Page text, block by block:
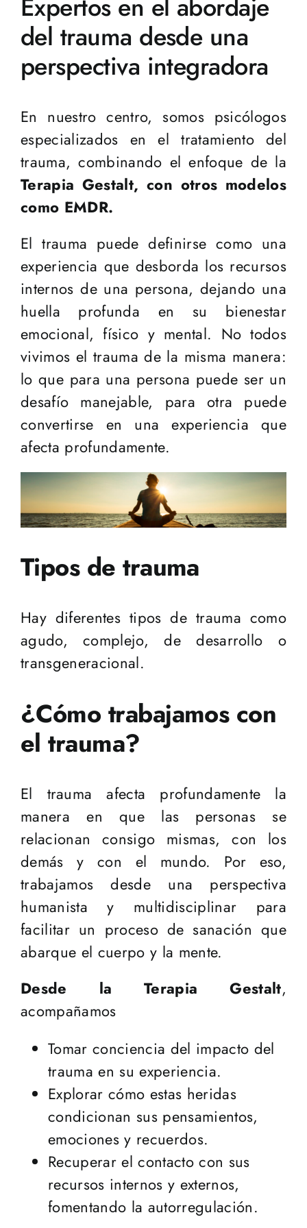
Expertos en el abordaje
del trauma desde una
perspectiva integradora
En nuestro centro, somos psicólogos
especializados en el tratamiento del
trauma, combinando el enfoque de la
Terapia Gestalt, con otros modelos
como EMDR.
El trauma puede definirse como una
experiencia que desborda los recursos
internos de una persona, dejando una
huella profunda en su bienestar
emocional, físico y mental. No todos
vivimos el trauma de la misma manera:
lo que para una persona puede ser un
desafío manejable, para otra puede
convertirse en una experiencia que
afecta profundamente.
Tipos de trauma
Hay diferentes tipos de trauma como
agudo, complejo, de desarrollo o
transgeneracional.
¿Cómo trabajamos con
el trauma?
El trauma afecta profundamente la
manera en que las personas se
relacionan consigo mismas, con los
demás y con el mundo. Por eso,
trabajamos desde una perspectiva
humanista y multidisciplinar para
facilitar un proceso de sanación que
abarque el cuerpo y la mente.
Desde la Terapia Gestalt,
acompañamos
Tomar conciencia del impacto del
trauma en su experiencia.
Explorar cómo estas heridas
condicionan sus pensamientos,
emociones y recuerdos.
Recuperar el contacto con sus
recursos internos y externos,
fomentando la autorregulación.